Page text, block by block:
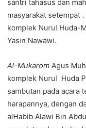
santri tahasus dan
masyarakat setempat
komplek Nurul Huda-
Yasin Nawawi.
Al-Mukarom Agus
komplek Nurul Huda
sambutan pada acara
harapannya, dengan
alHabib Alawi Bin